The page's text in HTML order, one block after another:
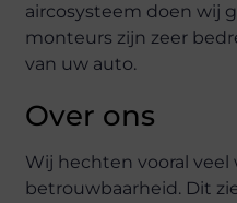
aircosysteem doen wij
monteurs zijn zeer
van uw auto.
Over ons
Wij hechten vooral veel
betrouwbaarheid. Dit